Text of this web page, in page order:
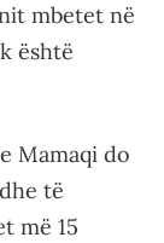
mbetet në
është
Mamaqi do
të
më 15